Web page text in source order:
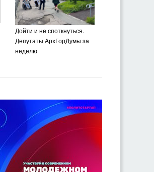
Дойти и не споткнуться.
Депутаты АрхГорДумы за
неделю